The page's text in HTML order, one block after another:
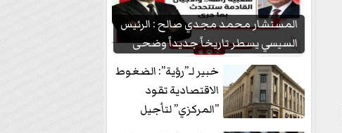
المستشار محمد مجدي صالح : الرئيس
السيسي يسطر تاريخاً جديداً وضحى
بشعبيته...
خبير لـ”رؤية”: الضغوط
الاقتصادية تقود
”المركزي” لتأجيل